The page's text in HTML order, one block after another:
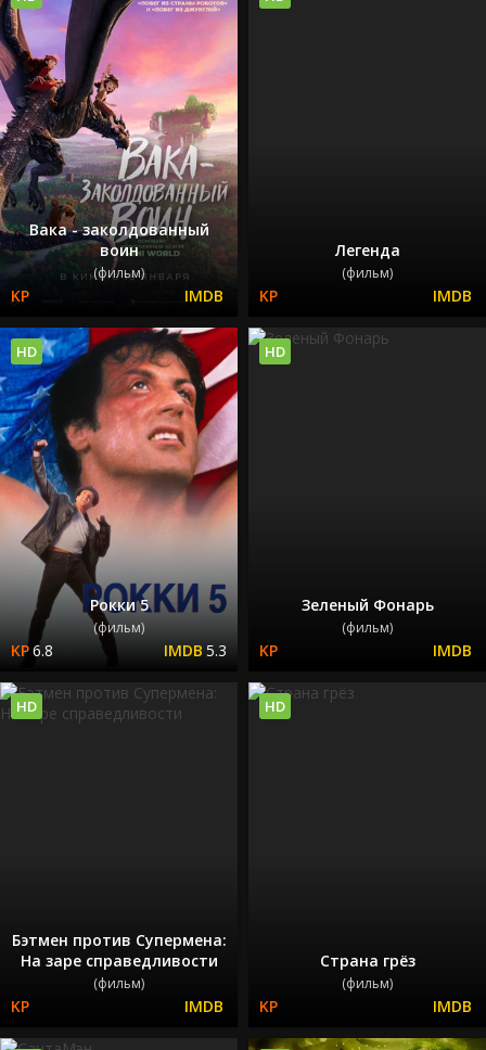
Вака - заколдованный
воин
(фильм)
Легенда
(фильм)
Рокки 5
(фильм)
6.8 5.3
HD
Зеленый Фонарь
(фильм)
HD
Бэтмен против Супермена:
На заре справедливости
(фильм)
HD
Страна грёз
(фильм)
HD